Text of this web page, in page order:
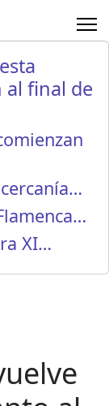
al final de
XI…